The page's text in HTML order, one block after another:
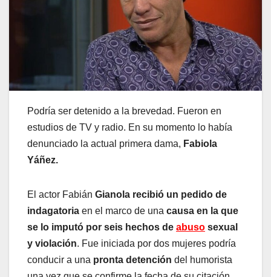
Podría ser detenido a la brevedad. Fueron en
estudios de TV y radio. En su momento lo había
denunciado la actual primera dama, Fabiola
Yáñez.
El actor Fabián Gianola recibió un pedido de
indagatoria en el marco de una causa en la que
se lo imputó por seis hechos de abuso sexual
y violación. Fue iniciada por dos mujeres podría
conducir a una pronta detención del humorista